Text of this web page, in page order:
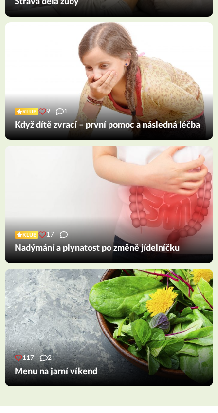
Strava dělá zuby
KLUB 9 1
Když dítě zvrací – první pomoc a následná léčba
KLUB 17
Nadýmání a plynatost po změně jídelníčku
117 2
Menu na jarní víkend